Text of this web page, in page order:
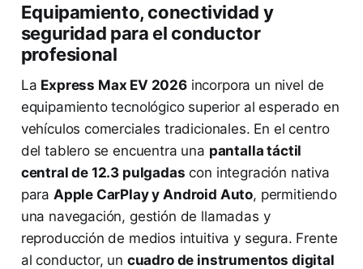
Equipamiento, conectividad y
seguridad para el conductor
profesional
La Express Max EV 2026incorpora un nivel de
equipamiento tecnológico superior al esperado en
vehículos comerciales tradicionales. En el centro
del tablero se encuentra una pantalla táctil
central de 12.3 pulgadas con integración nativa
para Apple CarPlay y Android Auto, permitiendo
una navegación, gestión de llamadas y
reproducción de medios intuitiva y segura. Frente
al conductor, un cuadro de instrumentos digital